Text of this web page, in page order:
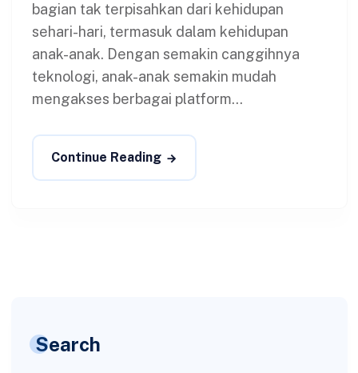
bagian tak terpisahkan dari kehidupan
sehari-hari, termasuk dalam kehidupan
anak-anak. Dengan semakin canggihnya
teknologi, anak-anak semakin mudah
mengakses berbagai platform...
Continue Reading
Search